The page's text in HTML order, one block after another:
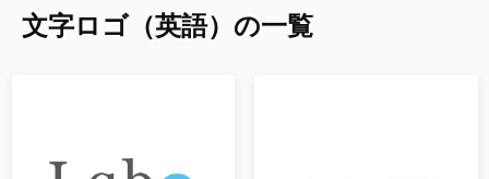
文字ロゴ（英語）の一覧